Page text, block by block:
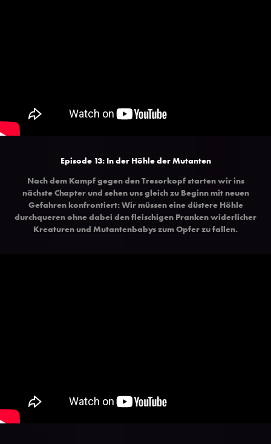
Episode 13: In der Höhle der Mutanten
Nach dem Kampf gegen den Tresorkopf starten wir ins
nächste Chapter und sehen uns gleich zu Beginn mit neuen
Gefahren konfrontiert: Wir müssen eine düstere Höhle
durchqueren ohne dabei den fleischigen Pranken widerlicher
Kreaturen und Mutantenbabys zum Opfer zu fallen.